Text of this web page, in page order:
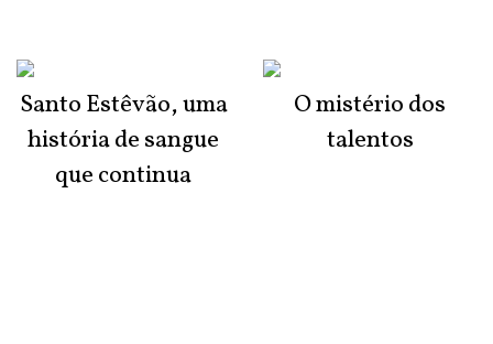
Santo Estêvão, uma
história de sangue
que continua
O mistério dos
talentos